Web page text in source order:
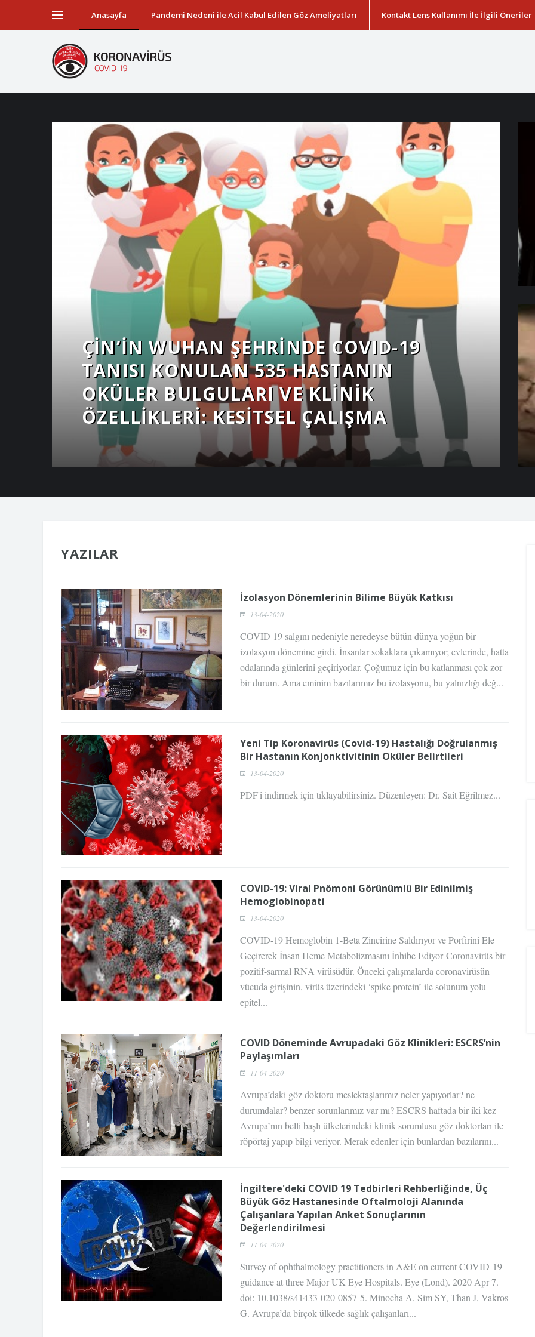
Anasayfa Pandemi Nedeni ile Acil Kabul Edilen Göz Ameliyatları Kontakt Lens Kullanımı İle İlgili Öneriler
ÇIN’IN WUHAN ŞEHRINDE COVID-19
TANISI KONULAN 535 HASTANIN
OKÜLER BULGULARI VE KLINIK
ÖZELLIKLERI: KESITSEL ÇALIŞMA
YAZILAR
İzolasyon Dönemlerinin Bilime Büyük Katkısı
13-04-2020
COVID 19 salgını nedeniyle neredeyse bütün dünya yoğun bir
izolasyon dönemine girdi. İnsanlar sokaklara çıkamıyor; evlerinde, hatta
odalarında günlerini geçiriyorlar. Çoğumuz için bu katlanması çok zor
bir durum. Ama eminim bazılarımız bu izolasyonu, bu yalnızlığı değ...
Yeni Tip Koronavirüs (Covid-19) Hastalığı Doğrulanmış
Bir Hastanın Konjonktivitinin Oküler Belirtileri
13-04-2020
PDF'i indirmek için tıklayabilirsiniz. Düzenleyen: Dr. Sait Eğrilmez...
COVID-19: Viral Pnömoni Görünümlü Bir Edinilmiş
Hemoglobinopati
13-04-2020
COVID-19 Hemoglobin 1-Beta Zincirine Saldırıyor ve Porfirini Ele
Geçirerek İnsan Heme Metabolizmasını İnhibe Ediyor Coronavirüs bir
pozitif-sarmal RNA virüsüdür. Önceki çalışmalarda coronavirüsün
vücuda girişinin, virüs üzerindeki ‘spike protein’ ile solunum yolu
epitel...
COVID Döneminde Avrupadaki Göz Klinikleri: ESCRS’nin
Paylaşımları
11-04-2020
Avrupa’daki göz doktoru meslektaşlarımız neler yapıyorlar? ne
durumdalar? benzer sorunlarımız var mı? ESCRS haftada bir iki kez
Avrupa’nın belli başlı ülkelerindeki klinik sorumlusu göz doktorları ile
röpörtaj yapıp bilgi veriyor. Merak edenler için bunlardan bazılarını...
İngiltere'deki COVID 19 Tedbirleri Rehberliğinde, Üç
Büyük Göz Hastanesinde Oftalmoloji Alanında
Çalışanlara Yapılan Anket Sonuçlarının
Değerlendirilmesi
11-04-2020
Survey of ophthalmology practitioners in A&E on current COVID-19
guidance at three Major UK Eye Hospitals. Eye (Lond). 2020 Apr 7.
doi: 10.1038/s41433-020-0857-5. Minocha A, Sim SY, Than J, Vakros
G. Avrupa’da birçok ülkede sağlık çalışanları...